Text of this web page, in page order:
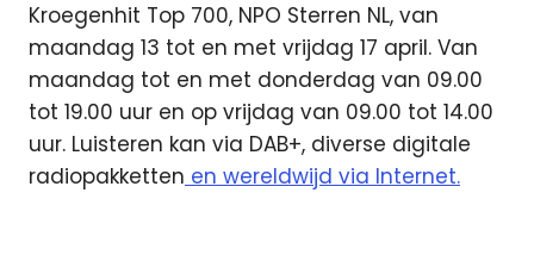
Kroegenhit Top 700, NPO Sterren NL, van
maandag 13 tot en met vrijdag 17 april. Van
maandag tot en met donderdag van 09.00
tot 19.00 uur en op vrijdag van 09.00 tot 14.00
uur. Luisteren kan via DAB+, diverse digitale
radiopakketten en wereldwijd via Internet.